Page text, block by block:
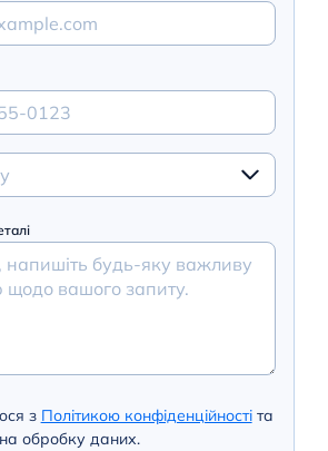
з Політикою конфіденційностіта
обробку даних.